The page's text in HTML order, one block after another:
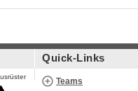
Quick-Links
Teams